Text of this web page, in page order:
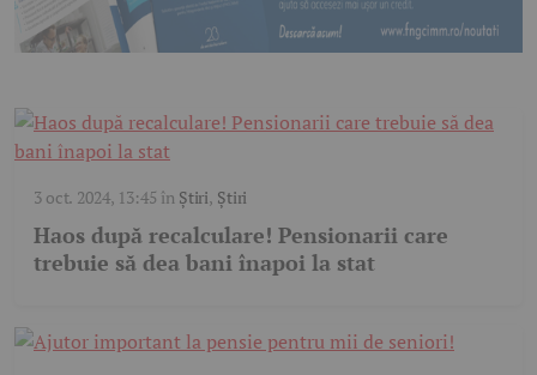
3 oct. 2024, 13:45 în Știri, Știri
Haos după recalculare! Pensionarii care
trebuie să dea bani înapoi la stat